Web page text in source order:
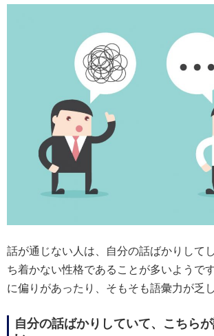
話が通じない人は、自分の話ばかりして
ち着かない性格であることが多いようで
に偏りがあったり、そもそも語彙力が乏
自分の話ばかりしていて、こちら